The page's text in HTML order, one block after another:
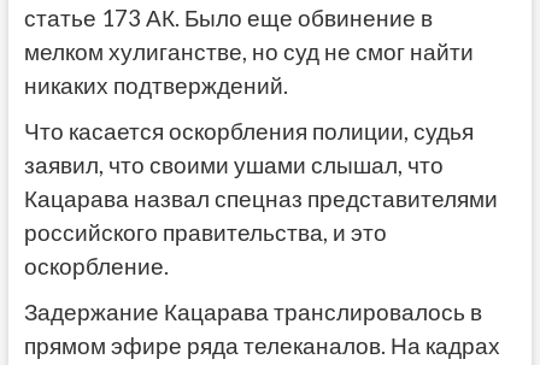
статье 173 АК. Было еще обвинение в
мелком хулиганстве, но суд не смог найти
никаких подтверждений.
Что касается оскорбления полиции, судья
заявил, что своими ушами слышал, что
Кацарава назвал спецназ представителями
российского правительства, и это
оскорбление.
Задержание Кацарава транслировалось в
прямом эфире ряда телеканалов. На кадрах